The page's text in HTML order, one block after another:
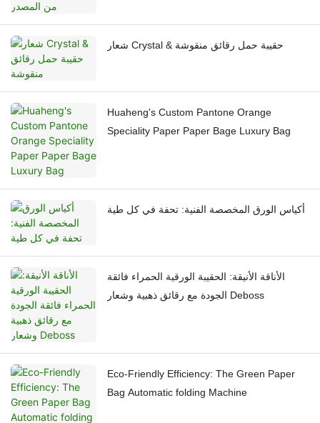
شعار Crystal & حقيبة حمل رقائق منقوشة
Huaheng's Custom Pantone Orange
Speciality Paper Paper Bage Luxury Bag
أكياس الورق المخصصة الفنية: تحفة في كل طية
الأناقة الأنيقة: الحقيبة الورقية الحمراء فائقة
الجودة مع رقائق ذهبية وشعار Deboss
Eco-Friendly Efficiency: The Green Paper
Bag Automatic folding Machine